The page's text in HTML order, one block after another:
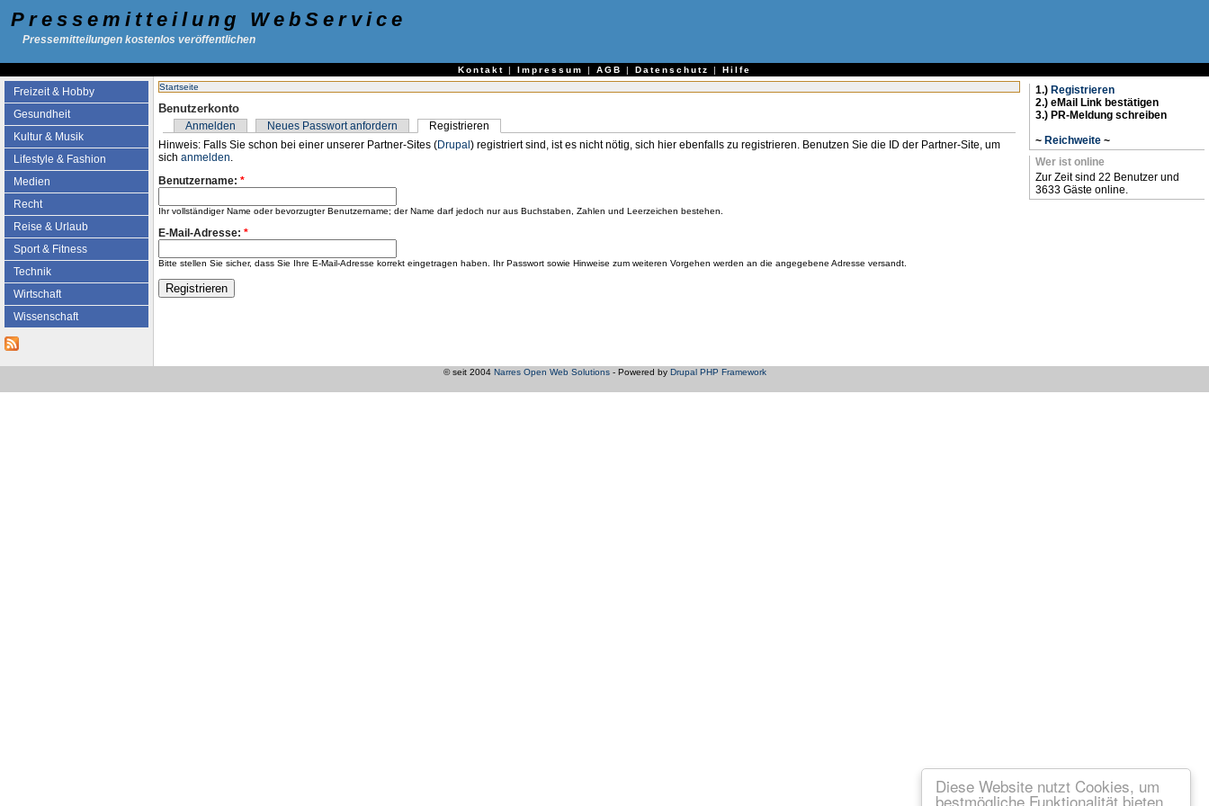
Diese Website nutzt Cookies, um
bestmögliche Funktionalität bieten
Pressemitteilung WebService
Pressemitteilungen kostenlos veröffentlichen
Kontakt | Impressum | AGB | Datenschutz | Hilfe
Freizeit & Hobby
Gesundheit
Kultur & Musik
Lifestyle & Fashion
Medien
Recht
Reise & Urlaub
Sport & Fitness
Technik
Wirtschaft
Wissenschaft
Startseite
Benutzerkonto
Anmelden Neues Passwort anfordern
Registrieren
Hinweis: Falls Sie schon bei einer unserer Partner-Sites (Drupal) registriert sind, ist es nicht nötig, sich hier ebenfalls zu registrieren. Benutzen Sie die ID der Partner-Site, um
sich anmelden
Benutzername: *
Ihr vollständiger Name oder bevorzugter Benutzername; der Name darf jedoch nur aus Buchstaben, Zahlen und Leerzeichen bestehen.
E-Mail-Adresse: *
Bitte stellen Sie sicher, dass Sie Ihre E-Mail-Adresse korrekt eingetragen haben. Ihr Passwort sowie Hinweise zum weiteren Vorgehen werden an die angegebene Adresse versandt.
1.) Registrieren
2.) eMail Link bestätigen
3.) PR-Meldung schreiben
~ Reichweite ~
Wer ist online
Zur Zeit sind 22 Benutzer und
3633 Gäste online.
© seit 2004 Narres Open Web Solutions- Powered by Drupal PHP Framework